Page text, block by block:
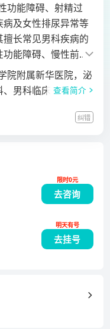
功能障碍、射精过
及女性排尿异常等
长常见男科疾病的
能障碍、慢性前列
研究。
院附属新华医院，泌
男科临床工作30余
排尿异常等的诊治
年毕业于第二军
年7月工作于解
任于上海交通大学
学术科研攻关，在国
疗中晚期前列腺
定个性化诊疗方
查看简介
纠错
去咨询
限时0元
去挂号
明天有号